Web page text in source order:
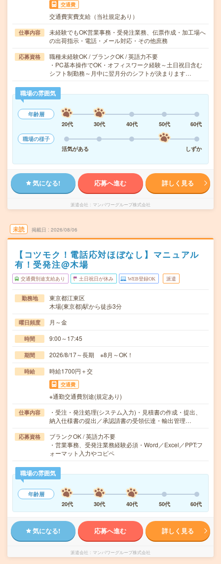
交通費
交通費実費支給（当社規定あり）
仕事内容
未経験でもOK営業事務・受発注業務、伝票作成・加工場へ
の出荷指示・電話・メール対応・その他庶務
応募資格
職種未経験OK / ブランクOK / 英語力不要
・PC基本操作でOK・オフィスワーク経験～土日祝日含む
シフト制勤務～月中に翌月分のシフトが決まります…
職場の雰囲気
年齢層
20代
30代 40代 50代
60代
職場の様子
活気がある
しずか
気になる! 応募へ進む 詳しく見る
派遣会社 マンパワーグループ株式会社
未読 掲載日 2026/08/06
【コツモク！電話応対ほぼなし】マニュアル
有！受発注@木場
交通費別途支給あり 土日祝日が休み WEB登録OK 派遣
勤務地
東京都江東区
木場(東京都)駅から徒歩3分
曜日頻度 月～金
時間 9:00～17:45
期間 2026/8/17～長期 ※8月～OK！
時給 時給1700円＋交
交通費
※通勤交通費別途(規定あり)
仕事内容
・受注・発注処理(システム入力)・見積書の作成・提出、
納入仕様書の提出／承認請書の受領伝達・輸出管理…
応募資格
ブランクOK / 英語力不要
・営業事務、受発注業務経験必須・Word／Excel／PPT:フ
ォーマット入力やコピペ
職場の雰囲気
年齢層
20代
30代 40代 50代 60代
気になる! 応募へ進む 詳しく見る
派遣会社 マンパワーグループ株式会社